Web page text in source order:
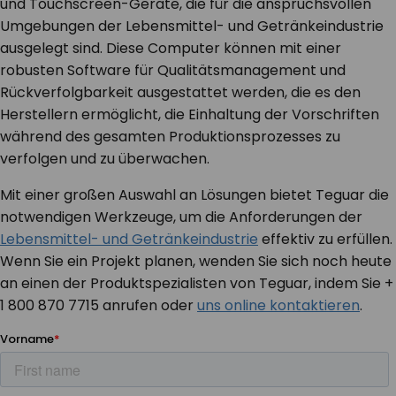
und Touchscreen-Geräte, die für die anspruchsvollen
Umgebungen der Lebensmittel- und Getränkeindustrie
ausgelegt sind. Diese Computer können mit einer
robusten Software für Qualitätsmanagement und
Rückverfolgbarkeit ausgestattet werden, die es den
Herstellern ermöglicht, die Einhaltung der Vorschriften
während des gesamten Produktionsprozesses zu
verfolgen und zu überwachen.
Mit einer großen Auswahl an Lösungen bietet Teguar die
notwendigen Werkzeuge, um die Anforderungen der
Lebensmittel- und Getränkeindustrie effektiv zu erfüllen.
Wenn Sie ein Projekt planen, wenden Sie sich noch heute
an einen der Produktspezialisten von Teguar, indem Sie +
1 800 870 7715 anrufen oder uns online kontaktieren.